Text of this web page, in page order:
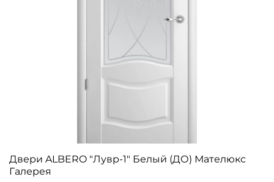
Двери ALBERO "Лувр-1" Белый (ДО) Мателюкс
Галерея